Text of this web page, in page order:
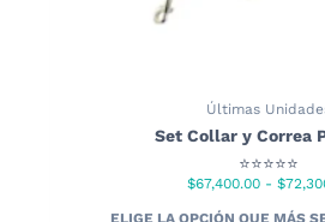
Últimas
Set Collar y Correa
⭐⭐⭐⭐⭐
$67,400.00 - $